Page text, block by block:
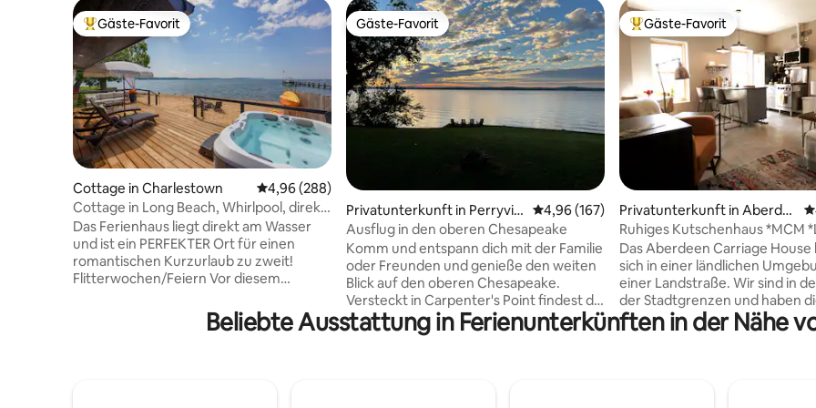
Beliebter Gäste-Favorit.
Gäste-Favorit
Cottage in Charlestown Durchschnittliche Bewertung: 4,96 von 5, 288 Bewertungen
4,96 (288)
Cottage in Long Beach, Whirlpool, direkt
am Strand
Das Ferienhaus liegt direkt am Wasser
und ist ein PERFEKTER Ort für einen
romantischen Kurzurlaub zu zweit!
Flitterwochen/Feiern Vor diesem
eine Küche mit Espressomaschine, ein
Wohnzimmer mit Holzfeuer und eine
Gäste-Favorit
Gäste-Favorit
Privatunterkunft in Perryvill
e
Durchschnittliche Bewertung: 4,96 von 5,
4,96 (167)
Ausflug in den oberen Chesapeake
Komm und entspann dich mit der Familie
oder Freunden und genieße den weiten
Blick auf den oberen Chesapeake.
Versteckt in Carpenter's Point findest du
Ruhe, während du Boote und
einheimische Wildtiere beobachtest. Das
Beliebter Gäste-Favorit.
Gäste-Favorit
Privatunterkunft in Aberde
en
Ruhiges Kutschenhaus *MCM
*Tierwelt
Das Aberdeen Carriage
sich in einer ländlichen
einer Landstraße. Wir sind in
der Stadtgrenzen und haben
deiner Bedürfnisse direkt hier.
Lebensmittelgeschäft, ein
Beliebte Ausstattung in Ferienunterkünften in der Nähe